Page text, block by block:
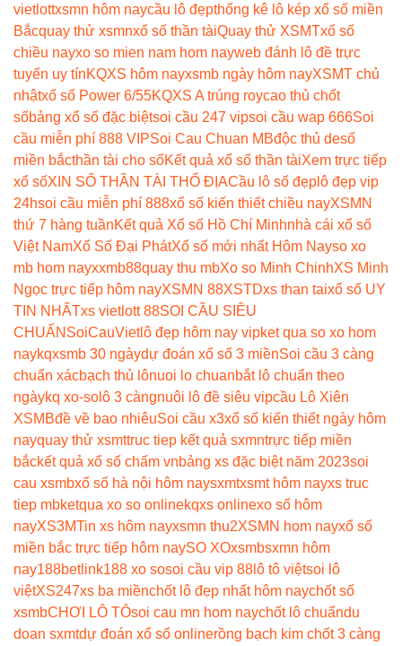
vietlottxsmn hôm naycầu lô đẹpthống kê lô kép xổ số miền
Bắcquay thử xsmnxổ số thần tàiQuay thử XSMTxổ số
chiều nayxo so mien nam hom nayweb đánh lô đề trực
tuyến uy tínKQXS hôm nayxsmb ngày hôm nayXSMT chủ
nhậtxổ số Power 6/55KQXS A trúng roycao thủ chốt
sốbảng xổ số đặc biệtsoi cầu 247 vipsoi cầu wap 666Soi
cầu miễn phí 888 VIPSoi Cau Chuan MBđộc thủ desố
miền bắcthần tài cho sốKết quả xổ số thần tàiXem trực tiếp
xổ sốXIN SỐ THẦN TÀI THỔ ĐỊACầu lô số đẹp lô đẹp vip
24hsoi cầu miễn phí 888xổ số kiến thiết chiều nayXSMN
thứ 7 hàng tuầnKết quả Xổ số Hồ Chí Minhnhà cái xổ số
Việt NamXổ Số Đại PhátXổ số mới nhất Hôm Nayso xo
mb hom nayxxmb88quay thu mbXo so Minh ChinhXS Minh
Ngọc trực tiếp hôm nayXSMN 88XSTDxs than taixổ số UY
TIN NHẤTxs vietlott 88SOI CẦU SIÊU
CHUẨN SoiCauVietlô đẹp hôm nay vipket qua so xo hom
naykqxsmb 30 ngàydự đoán xổ số 3 miềnSoi cầu 3 càng
chuẩn xácbạch thủ lônuoi lo chuanbắt lô chuẩn theo
ngàykq xo-so lô 3 càngnuôi lô đề siêu vipcầu Lô Xiên
XSMBđề về bao nhiêuSoi cầu x3xổ số kiến thiết ngày hôm
nayquay thử xsmttruc tiep kết quả sxmntrực tiếp miền
bắckết quả xổ số chấm vnbảng xs đặc biệt năm 2023soi
cau xsmbxổ số hà nội hôm naysxmtxsmt hôm nayxs truc
tiep mbketqua xo so onlinekqxs onlinexo số hôm
nayXS3MTin xs hôm nayxsmn thu2XSMN hom nayxổ số
miền bắc trực tiếp hôm naySO XOxsmbsxmn hôm
nay188betlink188 xo sosoi cầu vip 88 lô tô việtsoi lô
việtXS247xs ba miềnchốt lô đẹp nhất hôm naychốt số
xsmbCHƠI LÔ TÔsoi cau mn hom naychốt lô chuẩndu
doan sxmtdự đoán xổ số onlinerồng bạch kim chốt 3 càng